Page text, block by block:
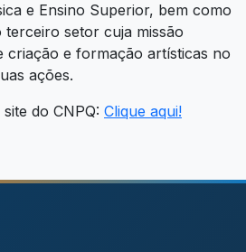
e Ensino Superior, bem como
setor cuja missão
criação e formação artísticas no
ações.
do CNPQ: Clique aqui!